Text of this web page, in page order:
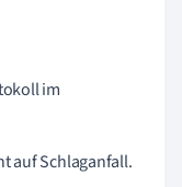
im
auf Schlaganfall.